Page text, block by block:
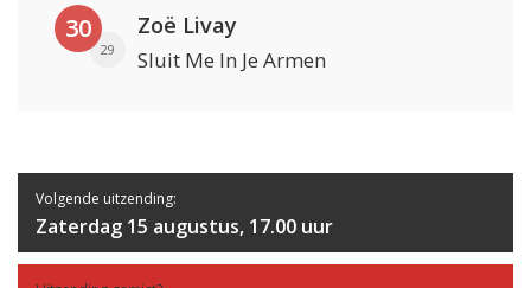
30
29
Zoë Livay
Sluit Me In Je Armen
Volgende uitzending:
Zaterdag 15 augustus, 17.00 uur